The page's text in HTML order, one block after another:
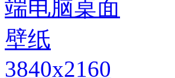
3840x2160